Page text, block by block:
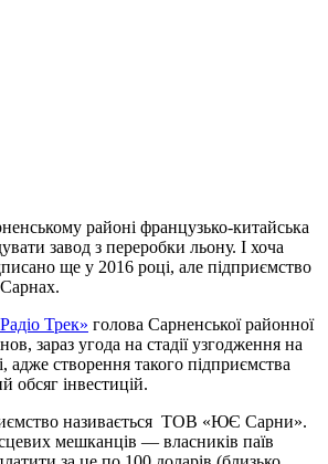
районі французько-китайська
завод з переробки льону. І хоча
ще у 2016 році, але підприємство
Трек» голова Сарненської районної
зараз угода на стадії узгодження на
адже створення такого підприємства
обсяг інвестицій.
називається ТОВ «ЮЄ Сарни».
мешканців — власників паїв